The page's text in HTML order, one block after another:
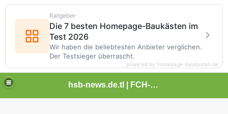
hsb-news.de.tl | FCH-Newsseite
Ratgeber
Die 7 besten Homepage-Baukästen im
Test 2026
Wir haben die beliebtesten Anbieter verglichen.
Der Testsieger überrascht.
powered by homepage-baukasten.de